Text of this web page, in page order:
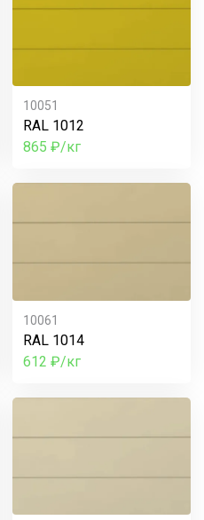
10051
RAL 1012
865 ₽/кг
10061
RAL 1014
612 ₽/кг